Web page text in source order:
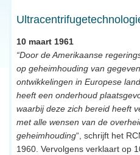
10 maart 1961
“Door de Amerikaanse
op geheimhouding van
ontwikkelingen in Europese
heeft een onderhoud
waarbij deze zich bereid heeft
met alle wensen van de
geheimhouding“, schrijft het
1960. Vervolgens verklaart op